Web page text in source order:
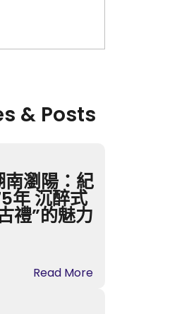
& Posts
瀏陽：紀
年 沉醉式
禮”的魅力
Read More: